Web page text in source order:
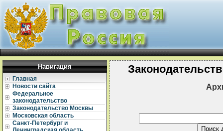
Навигация
Главная
Новости сайта
Федеральное
законодательство
Законодательство Москвы
Московская область
Санкт-Петербург и